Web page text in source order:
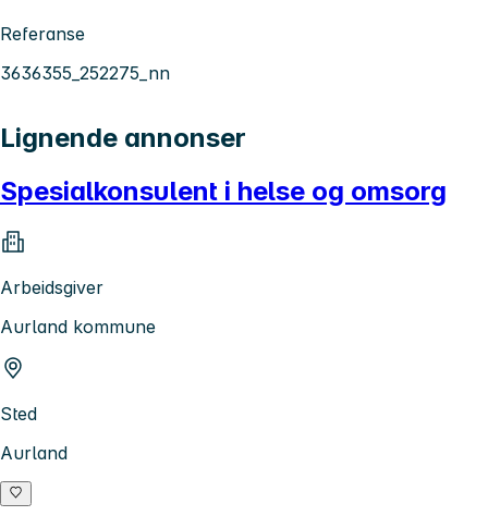
Referanse
3636355_252275_nn
Lignende annonser
Spesialkonsulent i helse og omsorg
Arbeidsgiver
Aurland kommune
Sted
Aurland